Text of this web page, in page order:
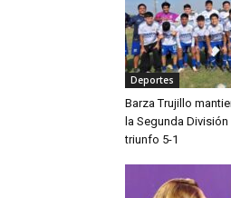
Deportes
Barza Trujillo
la Segunda
triunfo 5-1